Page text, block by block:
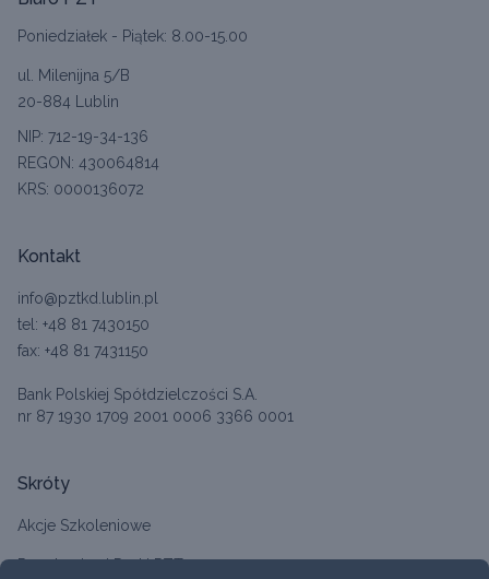
Poniedziałek - Piątek: 8.00-15.00
ul. Milenijna 5/B
20-884 Lublin
NIP: 712-19-34-136
REGON: 430064814
KRS: 0000136072
Kontakt
info@pztkd.lublin.pl
tel: +48 81 7430150
fax: +48 81 7431150
Bank Polskiej Spółdzielczości S.A.
nr 87 1930 1709 2001 0006 3366 0001
Skróty
Akcje Szkoleniowe
Regulaminy i Druki PZT